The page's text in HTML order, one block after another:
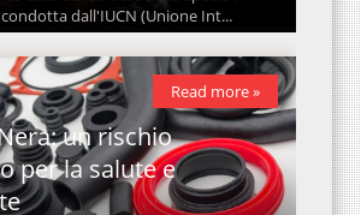
dall'IUCN (Unione Int...
un rischio
per la salute e
Read more »